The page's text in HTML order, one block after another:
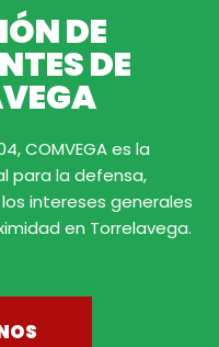
DE
DE
COMVEGA es la
para la defensa,
intereses generales
en Torrelavega.